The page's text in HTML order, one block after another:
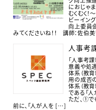
におじゃ
むくむく
ビーイン
向上委員
みてくださいね！！ 講師：佐伯
人事考
「人事考
意義や処
体系（教
用の成否
体系（教
である「
ただ、①で
前に、「人が人を […]